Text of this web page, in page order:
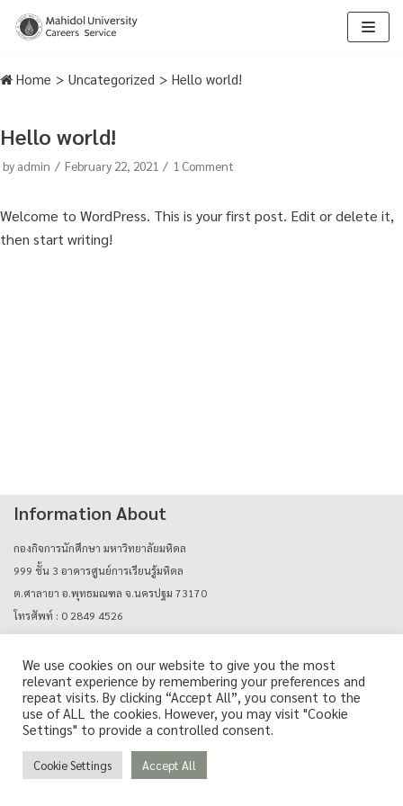
to
Home > Uncategorized > Hello world!
Hello world!
by admin February 22, 2021 1 Comment
Welcome to WordPress. This is your first post. Edit or delete it,
then start writing!
Information About
กองกิจการนักศึกษา มหาวิทยาลัยมหิดล
999 ชั้น 3 อาคารศูนย์การเรียนรู้มหิดล
ต.ศาลายา อ.พุทธมณฑล จ.นครปฐม 73170
โทรศัพท์ : 0 2849 4526
E-mail : mahidolcareers@mahidol.ac.th
Login with mu_authen
We use cookies on our website to give you the most
relevant experience by remembering your preferences and
repeat visits. By clicking “Accept All”, you consent to the
use of ALL the cookies. However, you may visit "Cookie
Settings" to provide a controlled consent.
Cookie Settings Accept All